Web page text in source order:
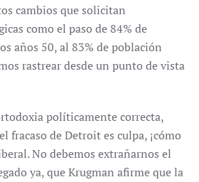
cambios que solicitan
como el paso de 84% de
años 50, al 83% de población
rastrear desde un punto de vista
políticamente correcta,
fracaso de Detroit es culpa, ¡cómo
No debemos extrañarnos el
ya, que Krugman afirme que la